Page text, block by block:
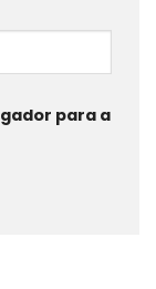
para a